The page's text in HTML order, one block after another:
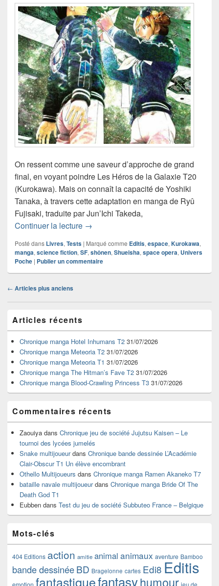
On ressent comme une saveur d’approche de grand
final, en voyant poindre Les Héros de la Galaxie T20
(Kurokawa). Mais on connaît la capacité de Yoshiki
Tanaka, à travers cette adaptation en manga de Ryû
Fujisaki, traduite par Jun’Ichi Takeda,
Continuer la lecture Chronique manga Les Héros de la
→
Posté dans Livres, Tests | Marqué comme Editis, espace, Kurokawa,
manga, science fiction, SF, shônen, Shueisha, space opera, Univers
Poche | Publier un commentaire
Navigation
articles
← Articles plus anciens
principale
de
widget
pour
barre
latérale
Articles récents
Chronique manga Hotel Inhumans T2 31/07/2026
Chronique manga Meteoria T2 31/07/2026
Chronique manga Meteoria T1 31/07/2026
Chronique manga The Hitman’s Fave T2 31/07/2026
Chronique manga Blood-Crawling Princess T3 31/07/2026
Commentaires récents
Zaouiya dans Chronique jeu de société Jujutsu Kaisen – Le
tournoi des lycées jumelés
Snake multijoueurdans Chronique bande dessinée L’Académie
Clair-Obscur T1 Un élève encombrant
Othello Multijoueurs dans Chronique manga Ramen Akaneko T7
bataille navale multijoueurdans Chronique manga Bride Of The
Death God T1
Eubben dans Test du jeu de société Subbuteo France – Belgique
Mots-clés
404 Editions action amitie animal animaux aventure Bamboo
bande dessinéeBD Bragelonne cartes Edi8 Editis
fantastiquefantasyhumour